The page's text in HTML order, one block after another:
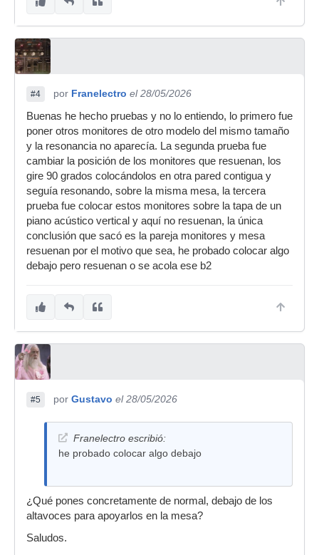
#4 por Franelectro el 28/05/2026
Buenas he hecho pruebas y no lo entiendo, lo primero fue
poner otros monitores de otro modelo del mismo tamaño
y la resonancia no aparecía. La segunda prueba fue
cambiar la posición de los monitores que resuenan, los
gire 90 grados colocándolos en otra pared contigua y
seguía resonando, sobre la misma mesa, la tercera
prueba fue colocar estos monitores sobre la tapa de un
piano acústico vertical y aquí no resuenan, la única
conclusión que sacó es la pareja monitores y mesa
resuenan por el motivo que sea, he probado colocar algo
debajo pero resuenan o se acola ese b2
#5 por Gustavo el 28/05/2026
Franelectro escribió:
he probado colocar algo debajo
¿Qué pones concretamente de normal, debajo de los
altavoces para apoyarlos en la mesa?
Saludos.